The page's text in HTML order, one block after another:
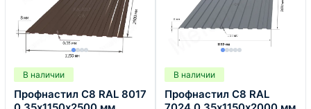
В наличии
Профнастил С8 RAL 8017
В наличии
Профнастил С8 RAL